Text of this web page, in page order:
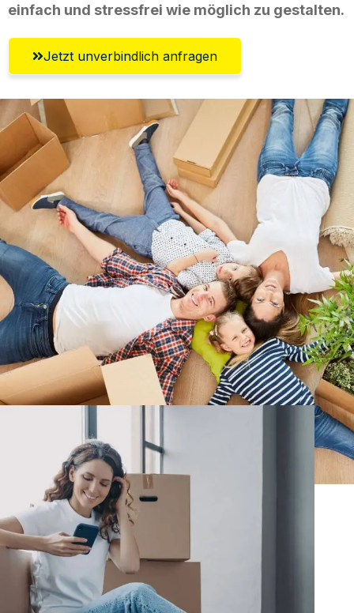
einfach und stressfrei wie möglich zu gestalten.
Jetzt unverbindlich anfragen